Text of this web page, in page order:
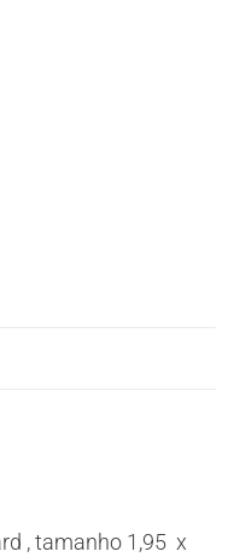
, tamanho 1,95 x